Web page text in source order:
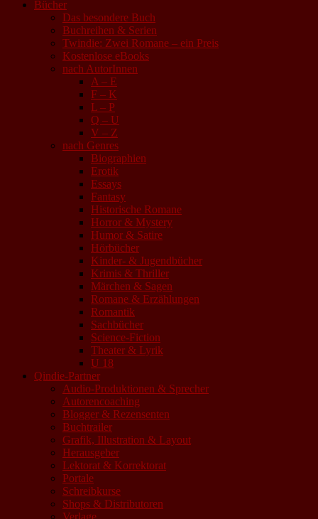
Bücher
Das besondere Buch
Buchreihen & Serien
Twindie: Zwei Romane – ein Preis
Kostenlose eBooks
nach AutorInnen
A – E
F – K
L – P
Q – U
V – Z
nach Genres
Biographien
Erotik
Essays
Fantasy
Historische Romane
Horror & Mystery
Humor & Satire
Hörbücher
Kinder- & Jugendbücher
Krimis & Thriller
Märchen & Sagen
Romane & Erzählungen
Romantik
Sachbücher
Science-Fiction
Theater & Lyrik
U 18
Qindie-Partner
Audio-Produktionen & Sprecher
Autorencoaching
Blogger & Rezensenten
Buchtrailer
Grafik, Illustration & Layout
Herausgeber
Lektorat & Korrektorat
Portale
Schreibkurse
Shops & Distributoren
Verlage